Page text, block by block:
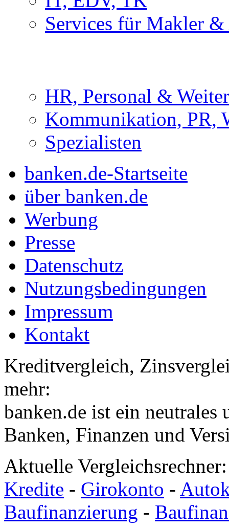
Services für Makler &
HR, Personal &
Kommunikation, PR,
Spezialisten
banken.de-Startseite
über banken.de
Werbung
Presse
Datenschutz
Nutzungsbedingungen
Impressum
Kontakt
Kreditvergleich,
mehr:
banken.de ist ein neutrales
Banken, Finanzen und
Aktuelle
Kredite - Girokonto -
Baufinanzierung -